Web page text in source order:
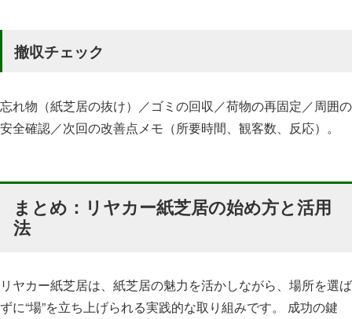
撤収チェック
忘れ物（紙芝居の抜け）／ゴミの回収／荷物の再固定／周囲の
安全確認／次回の改善点メモ（所要時間、観客数、反応）。
まとめ：リヤカー紙芝居の始め方と活用
法
リヤカー紙芝居は、紙芝居の魅力を活かしながら、場所を選ば
ずに“場”を立ち上げられる実践的な取り組みです。 成功の鍵